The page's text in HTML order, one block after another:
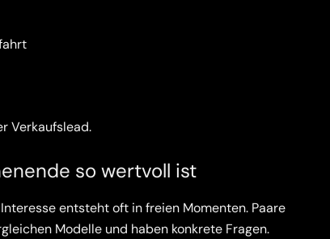
Verkaufslead.
so wertvoll ist
entsteht oft in freien Momenten. Paare
Modelle und haben konkrete Fragen.